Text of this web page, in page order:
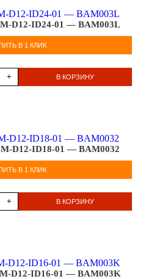
D12-ID24-01 — BAM003L
В 1 КЛИК
+ В КОРЗИНУ
D12-ID18-01 — BAM0032
В 1 КЛИК
+ В КОРЗИНУ
D12-ID16-01 — BAM003K